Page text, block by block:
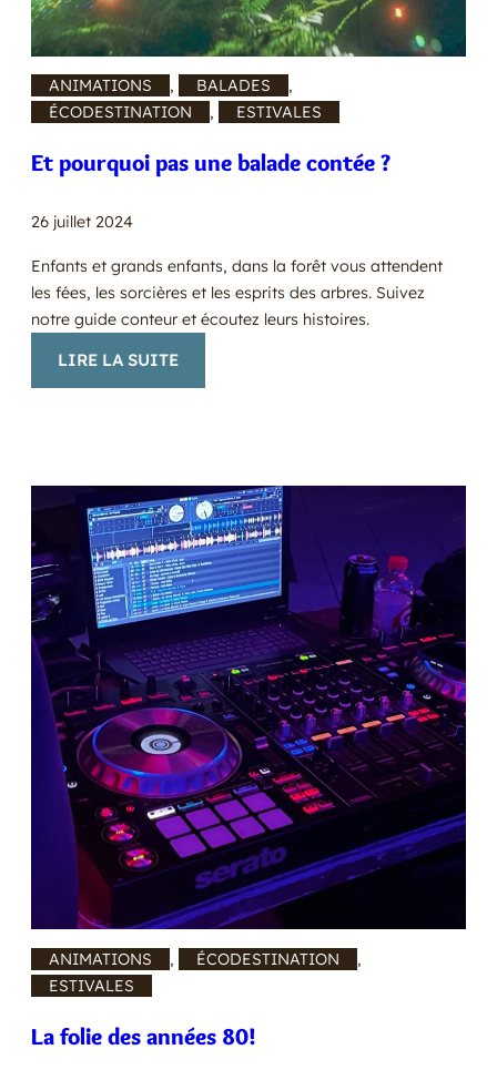
ANIMATIONS , BALADES
ÉCODESTINATION
, ESTIVALES
Et pourquoi pas une balade contée ?
26 juillet 2024
Enfants et grands enfants, dans la forêt vous attendent
les fées, les sorcières et les esprits des arbres. Suivez
notre guide conteur et écoutez leurs histoires.
LIRE LA SUITE:
ET
BALADE
CONTÉE
?
ANIMATIONS , ÉCODESTINATION
ESTIVALES
La folie des années 80!